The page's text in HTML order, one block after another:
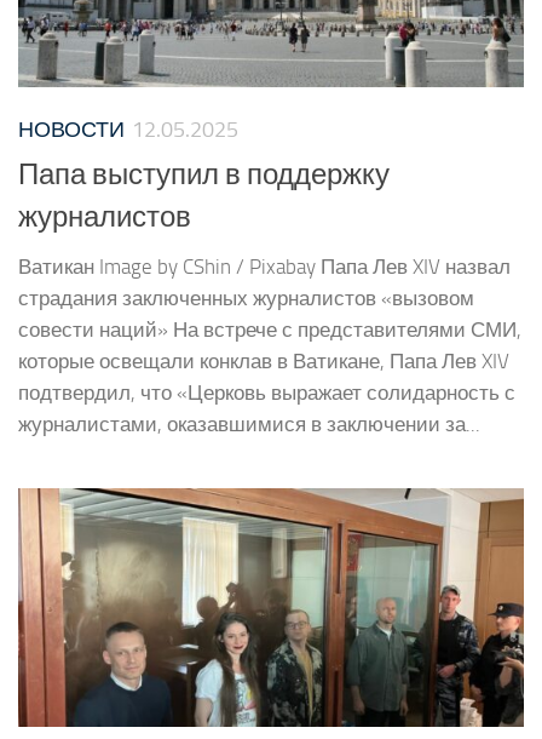
НОВОСТИ 12.05.2025
Папа выступил в поддержку
журналистов
Ватикан Image by CShin / Pixabay Папа Лев XIV назвал
страдания заключенных журналистов «вызовом
совести наций» На встрече с представителями СМИ,
которые освещали конклав в Ватикане, Папа Лев XIV
подтвердил, что «Церковь выражает солидарность с
журналистами, оказавшимися в заключении за...